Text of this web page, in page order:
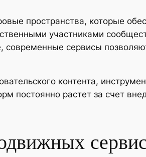
пространства, которые
участниками
сервисы
контента,
постоянно растет за счет